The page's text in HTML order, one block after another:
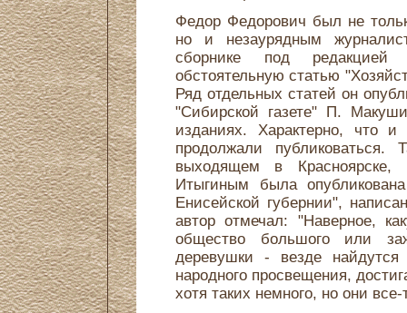
Федор Федорович был не
но и незаурядным
сборнике под
обстоятельную статью
Ряд отдельных статей он
"Сибирской газете" П.
изданиях. Характерно, что
продолжали
выходящем в Красноярске,
Итыгиным была
Енисейской губернии",
автор отмечал: "Наверное,
общество большого или
деревушки - везде
народного просвещения,
хотя таких немного, но они все-